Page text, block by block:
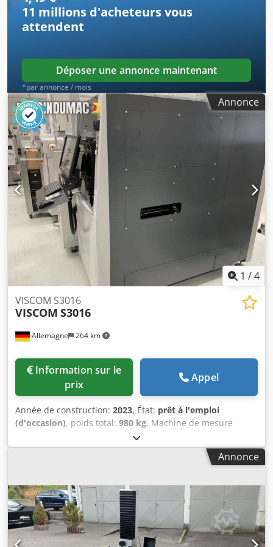
11 millions d'acheteursvous
attendent
Déposer une annonce maintenant
*par annonce / mois
Annonce
1 /4
Allemagne 264 km
VISCOM S3016
VISCOM S3016
prix
Appel
Année de construction: 2023, État: prêt à l'emploi
(d'occasion), poids total: 980 kg, Machine de mesure
optique fabriquée en 2023. Ce modèle VISCOM S3016 offre
une capacité maximale de 430 mm x 610 mm pour les
dimensions des circuits imprimés et est équipé d'une
orthogonales et offre des capacités d'inspection haute
résolution. Si vous recherchez des capacités d'inspection
de haute qualité, pensez à la machine de mesure optique
VISCOM S3016 que nous proposons à la vente. Contactez-
nous pour plus de détails. - Fonction du système :
Annonce